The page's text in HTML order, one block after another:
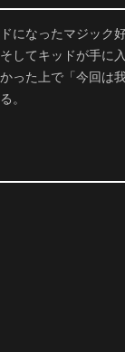
になったマジック
してキッドが手に
った上で「今回は
。